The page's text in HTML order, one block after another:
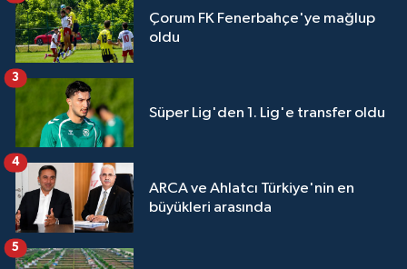
Çorum FK Fenerbahçe'ye mağlup
oldu
Süper Lig'den 1. Lig'e transfer oldu
3
ARCA ve Ahlatcı Türkiye'nin en
büyükleri arasında
4
5